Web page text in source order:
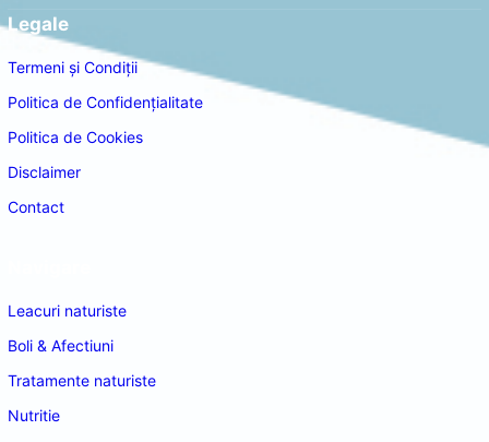
Legale
Termeni și Condiții
Politica de Confidențialitate
Politica de Cookies
Disclaimer
Contact
Leacuri naturiste
Boli & Afectiuni
Tratamente naturiste
Nutritie